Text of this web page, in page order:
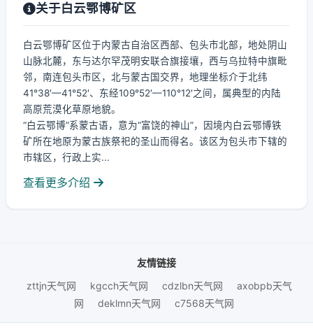
关于白云鄂博矿区
白云鄂博矿区位于内蒙古自治区西部、包头市北部，地处阴山
山脉北麓，东与达尔罕茂明安联合旗接壤，西与乌拉特中旗毗
邻，南连包头市区，北与蒙古国交界，地理坐标介于北纬
41°38′—41°52′、东经109°52′—110°12′之间，属典型的内陆
高原荒漠化草原地貌。
“白云鄂博”系蒙古语，意为“富饶的神山”，因境内白云鄂博铁
矿所在地原为蒙古族祭祀的圣山而得名。该区为包头市下辖的
市辖区，行政上实...
查看更多介绍
友情链接
zttjn天气网
kgcch天气网 cdzlbn天气网
axobpb天气
网
deklmn天气网 c7568天气网